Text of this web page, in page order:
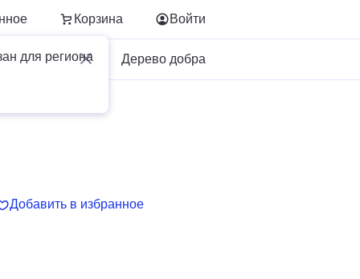
Корзина
для региона
Войти
Для бизнеса Дерево добра
Добавить в избранное